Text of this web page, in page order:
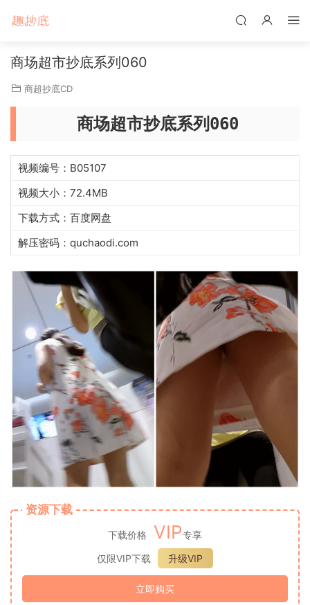
商场超市抄底系列060
商超抄底CD
商场超市抄底系列060
视频编号：B05107
视频大小：72.4MB
下载方式：百度网盘
解压密码：quchaodi.com
资源下载
下载价格 VIP专享
仅限VIP下载
升级VIP
立即购买